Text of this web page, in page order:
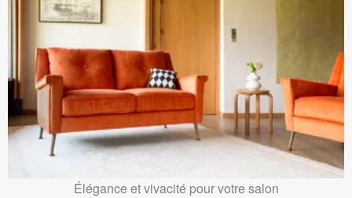
Élégance et vivacité pour votre salon